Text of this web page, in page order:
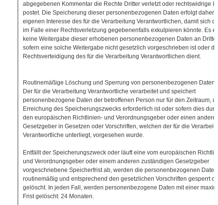
abgegebenen Kommentar die Rechte Dritter verletzt oder rechtswidrige
postet. Die Speicherung dieser personenbezogenen Daten erfolgt daher
eigenen Interesse des für die Verarbeitung Verantwortlichen, damit sich
im Falle einer Rechtsverletzung gegebenenfalls exkulpieren könnte. Es
keine Weitergabe dieser erhobenen personenbezogenen Daten an Dritte,
sofern eine solche Weitergabe nicht gesetzlich vorgeschrieben ist oder
Rechtsverteidigung des für die Verarbeitung Verantwortlichen dient.
Routinemäßige Löschung und Sperrung von personenbezogenen Daten
Der für die Verarbeitung Verantwortliche verarbeitet und speichert
personenbezogene Daten der betroffenen Person nur für den Zeitraum,
Erreichung des Speicherungszwecks erforderlich ist oder sofern dies
den europäischen Richtlinien- und Verordnungsgeber oder einen
Gesetzgeber in Gesetzen oder Vorschriften, welchen der für die
Verantwortliche unterliegt, vorgesehen wurde.
Entfällt der Speicherungszweck oder läuft eine vom europäischen
und Verordnungsgeber oder einem anderen zuständigen Gesetzgeber
vorgeschriebene Speicherfrist ab, werden die personenbezogenen Daten
routinemäßig und entsprechend den gesetzlichen Vorschriften gesperrt
gelöscht. In jeden Fall, werden personenbezogene Daten mit einer
Frist gelöscht: 24 Monaten.